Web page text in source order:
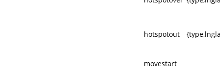
hotspotout
movestart